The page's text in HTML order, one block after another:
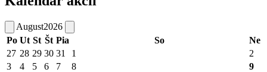
August2026
Po Ut St Št Pia So
Ne
27 28 29 30 31 1
2
3
4 5 6 7 8
9